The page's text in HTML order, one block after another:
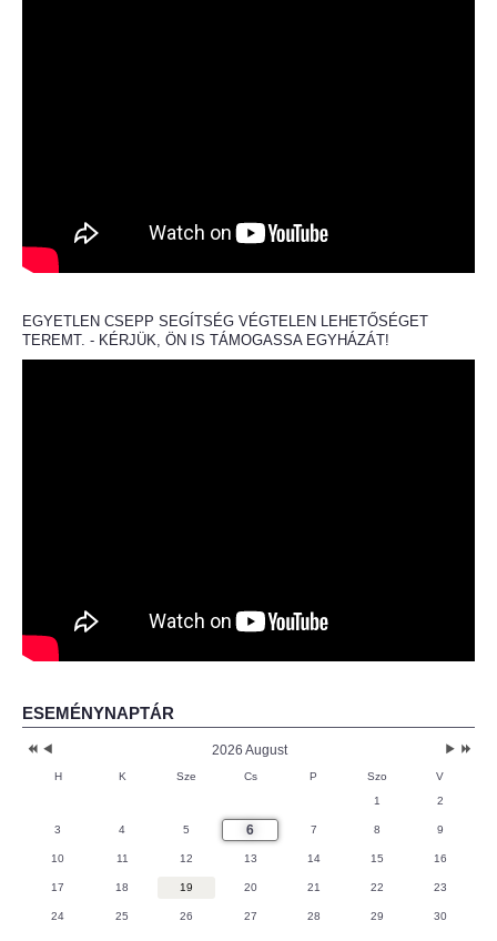
EGYETLEN CSEPP SEGÍTSÉG VÉGTELEN LEHETŐSÉGET
TEREMT. - KÉRJÜK, ÖN IS TÁMOGASSA EGYHÁZÁT!
ESEMÉNYNAPTÁR
2026 August
H K Sze Cs P Szo
V
1
2
3 4 5 6 7 8 9
10 11 12 13 14 15 16
17 18 19 20 21 22 23
24 25 26 27 28 29 30